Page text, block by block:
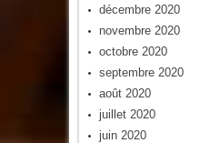
décembre 2020
novembre 2020
octobre 2020
septembre 2020
août 2020
juillet 2020
juin 2020